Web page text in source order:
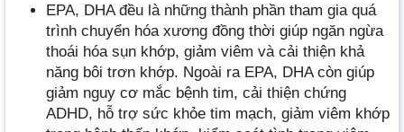
EPA, DHA đều là những thành phần tham gia quá
trình chuyển hóa xương đồng thời giúp ngăn ngừa
thoái hóa sụn khớp, giảm viêm và cải thiện khả
năng bôi trơn khớp. Ngoài ra EPA, DHA còn giúp
giảm nguy cơ mắc bệnh tim, cải thiện chứng
ADHD, hỗ trợ sức khỏe tim mạch, giảm viêm khớp